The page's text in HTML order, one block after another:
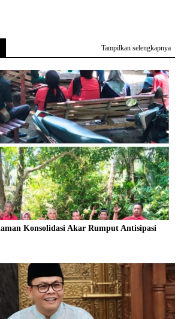
Tampilkan selengkapnya
Konsolidasi Akar Rumput Antisipasi